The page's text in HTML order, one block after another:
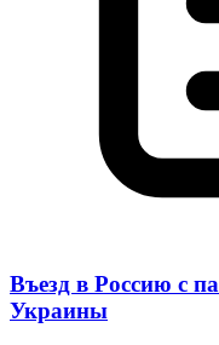
Въезд в Россию с
Украины